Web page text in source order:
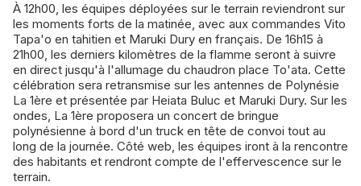
À 12h00, les équipes déployées sur le terrain reviendront sur
les moments forts de la matinée, avec aux commandes Vito
Tapa'o en tahitien et Maruki Dury en français. De 16h15 à
21h00, les derniers kilomètres de la flamme seront à suivre
en direct jusqu'à l'allumage du chaudron place To'ata. Cette
célébration sera retransmise sur les antennes de Polynésie
La 1ère et présentée par Heiata Buluc et Maruki Dury. Sur les
ondes, La 1ère proposera un concert de bringue
polynésienne à bord d'un truck en tête de convoi tout au
long de la journée. Côté web, les équipes iront à la rencontre
des habitants et rendront compte de l'effervescence sur le
terrain.